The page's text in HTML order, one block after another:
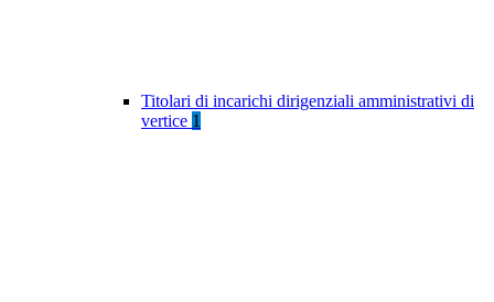
Titolari di incarichi dirigenziali amministrativi di
vertice 1